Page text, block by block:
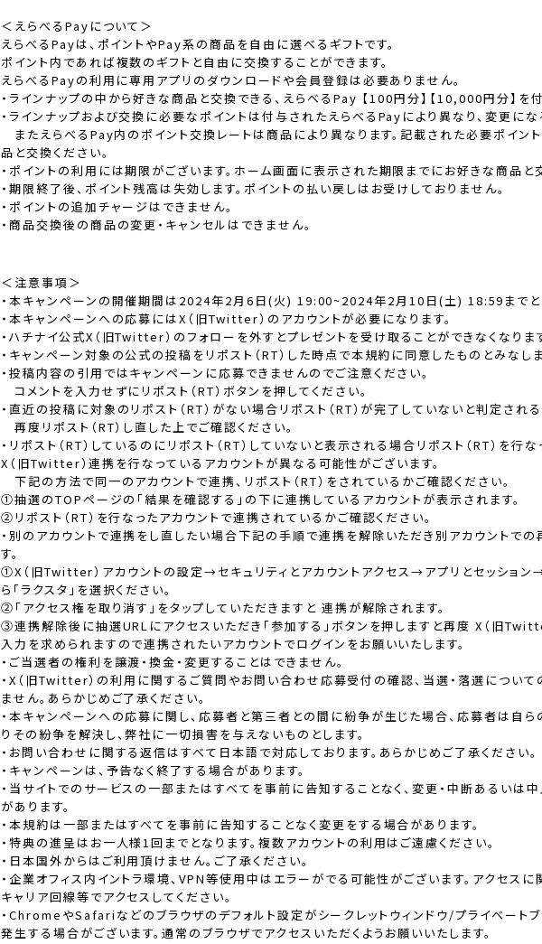
＜えらべるPayについて＞
えらべるPayは、ポイントやPay系の商品を自由に選べるギフトです。
ポイント内であれば複数のギフトと自由に交換することができます。
えらべるPayの利用に専用アプリのダウンロードや会員登録は必要ありません。
・ラインナップの中から好きな商品と交換できる、えらべるPay 【100円分】【10,000円分】を
・ラインナップおよび交換に必要なポイントは付与されたえらべるPayにより異なり、変更にな
またえらべるPay内のポイント交換レートは商品により異なります。記載された必要ポイン
品と交換ください。
・ポイントの利用には期限がございます。ホーム画面に表示された期限までにお好きな商品と
・期限終了後、ポイント残高は失効します。ポイントの払い戻しはお受けしておりません。
・ポイントの追加チャージはできません。
・商品交換後の商品の変更・キャンセルはできません。
＜注意事項＞
・本キャンペーンの開催期間は2024年2月6日(火) 19:00~2024年2月10日(土) 18:59までと
・本キャンペーンへの応募にはX（旧Twitter）のアカウントが必要になります。
・ハチナイ公式X（旧Twitter）のフォローを外すとプレゼントを受け取ることができなくなりま
・キャンペーン対象の公式の投稿をリポスト（RT）した時点で本規約に同意したものとみなし
・投稿内容の引用ではキャンペーンに応募できませんのでご注意ください。
コメントを入力せずにリポスト（RT）ボタンを押してください。
・直近の投稿に対象のリポスト（RT）がない場合リポスト（RT）が完了していないと判定され
再度リポスト（RT）し直した上でご確認ください。
・リポスト（RT）しているのにリポスト（RT）していないと表示される場合リポスト（RT）を行
X（旧Twitter）連携を行なっているアカウントが異なる可能性がございます。
下記の方法で同一のアカウントで連携、リポスト（RT）をされているかご確認ください。
①抽選のTOPページの「結果を確認する」の下に連携しているアカウントが表示されます。
②リポスト（RT）を行なったアカウントで連携されているかご確認ください。
・別のアカウントで連携をし直したい場合下記の手順で連携を解除いただき別アカウントで
す。
①X（旧Twitter）アカウントの設定→セキュリティとアカウントアクセス→アプリとセッショ
ら「ラクスタ」を選択ください。
②「アクセス権を取り消す」をタップしていただきますと 連携が解除されます。
③連携解除後に抽選URLにアクセスいただき「参加する」ボタンを押しますと再度 X（旧
入力を求められますので連携されたいアカウントでログインをお願いいたします。
・ご当選者の権利を譲渡・換金・変更することはできません。
・X（旧Twitter）の利用に関するご質問やお問い合わせ応募受付の確認、当選・落選につい
ません。あらかじめご了承ください。
・本キャンペーンへの応募に関し、応募者と第三者との間に紛争が生じた場合、応募者は自
りその紛争を解決し、弊社に一切損害を与えないものとします。
・お問い合わせに関する返信はすべて日本語で対応しております。あらかじめご了承ください。
・キャンペーンは、予告なく終了する場合があります。
・当サイトでのサービスの一部またはすべてを事前に告知することなく、変更・中断あるいは
があります。
・本規約は一部またはすべてを事前に告知することなく変更をする場合があります。
・特典の進呈はお一人様1回までとなります。複数アカウントの利用はご遠慮ください。
・日本国外からはご利用頂けません。ご了承ください。
・企業オフィス内イントラ環境、VPN等使用中はエラーがでる可能性がございます。アクセス
キャリア回線等でアクセスしてください。
・ChromeやSafariなどのブラウザのデフォルト設定がシークレットウィンドウ/プライベート
発生する場合がございます。通常のブラウザでアクセスいただくようお願いいたします。